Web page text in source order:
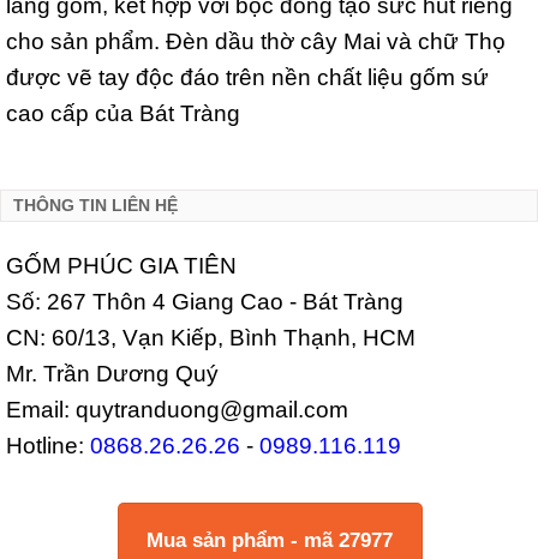
cho sản phẩm. Đèn dầu thờ cây Mai và chữ Thọ
được vẽ tay độc đáo trên nền chất liệu gốm sứ
cao cấp của Bát Tràng
THÔNG TIN LIÊN HỆ
GỐM PHÚC GIA TIÊN
Số: 267 Thôn 4 Giang Cao - Bát Tràng
CN: 60/13, Vạn Kiếp, Bình Thạnh, HCM
Mr. Trần Dương Quý
Email: quytranduong@gmail.com
Hotline: 0868.26.26.26 - 0989.116.119
Mua sản phẩm - mã 27977